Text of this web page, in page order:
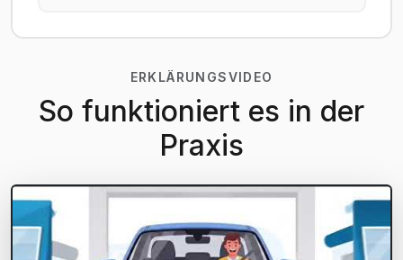
ERKLÄRUNGSVIDEO
So funktioniert es in der
Praxis